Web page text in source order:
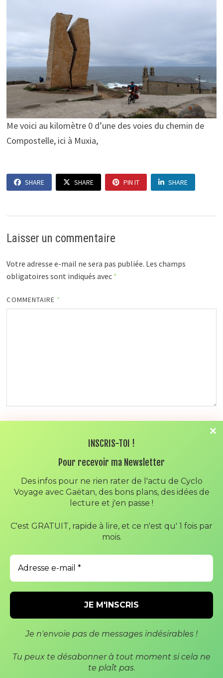
Me voici au kilomètre 0 d’une des voies du chemin de
Compostelle, ici à Muxia,
INSCRIS-TOI !
Pour recevoir ma Newsletter
Des infos pour ne rien rater de l'actu de Cyclo
Voyage avec Gaëtan, des bons plans, des idées de
lecture et j'en passe !
C'est GRATUIT, rapide à lire, et ce n'est qu' 1 fois par
mois.
Je n'envoie pas de messages indésirables !
Tu peux te désabonner à tout moment si cela ne
te plaît pas.
SHARE SHARE PIN IT SHARE
Laisser un commentaire
Votre adresse e-mail ne sera pas publiée. Les champs
obligatoires sont indiqués avec *
COMMENTAIRE *
ENREGISTRER MON NOM, MON E-MAIL ET MON SITE DANS
Copyright © 2026 Cyclo Voyage avec Gaëtan